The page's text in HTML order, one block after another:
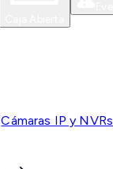
Cámaras IP y NVRs